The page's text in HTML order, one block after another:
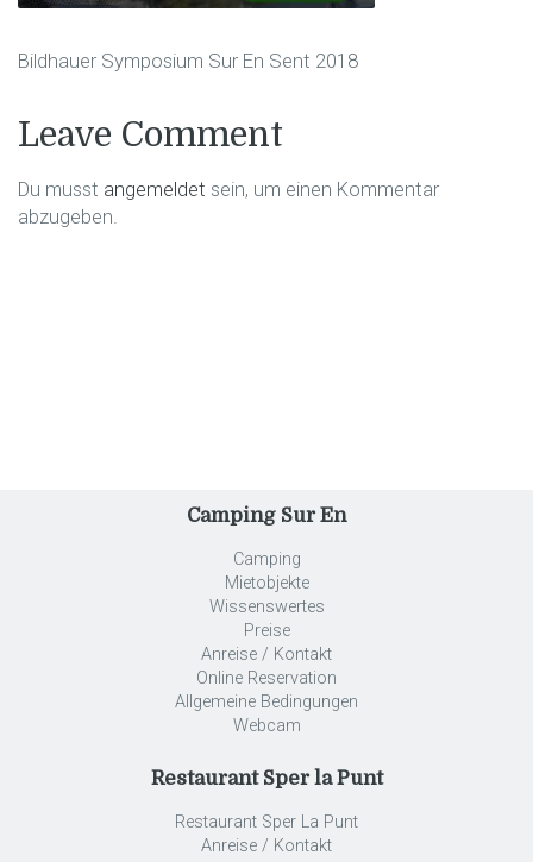
Bildhauer Symposium Sur En Sent 2018
Leave Comment
Du musst angemeldet sein, um einen Kommentar
abzugeben.
Camping Sur En
Camping
Mietobjekte
Wissenswertes
Preise
Anreise / Kontakt
Online Reservation
Allgemeine Bedingungen
Webcam
Restaurant Sper la Punt
Restaurant Sper La Punt
Anreise / Kontakt